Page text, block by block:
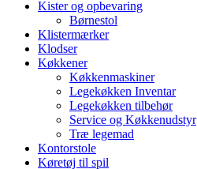
Kister og opbevaring
Børnestol
Klistermærker
Klodser
Køkkener
Køkkenmaskiner
Legekøkken Inventar
Legekøkken tilbehør
Service og Køkkenudstyr
Træ legemad
Kontorstole
Køretøj til spil